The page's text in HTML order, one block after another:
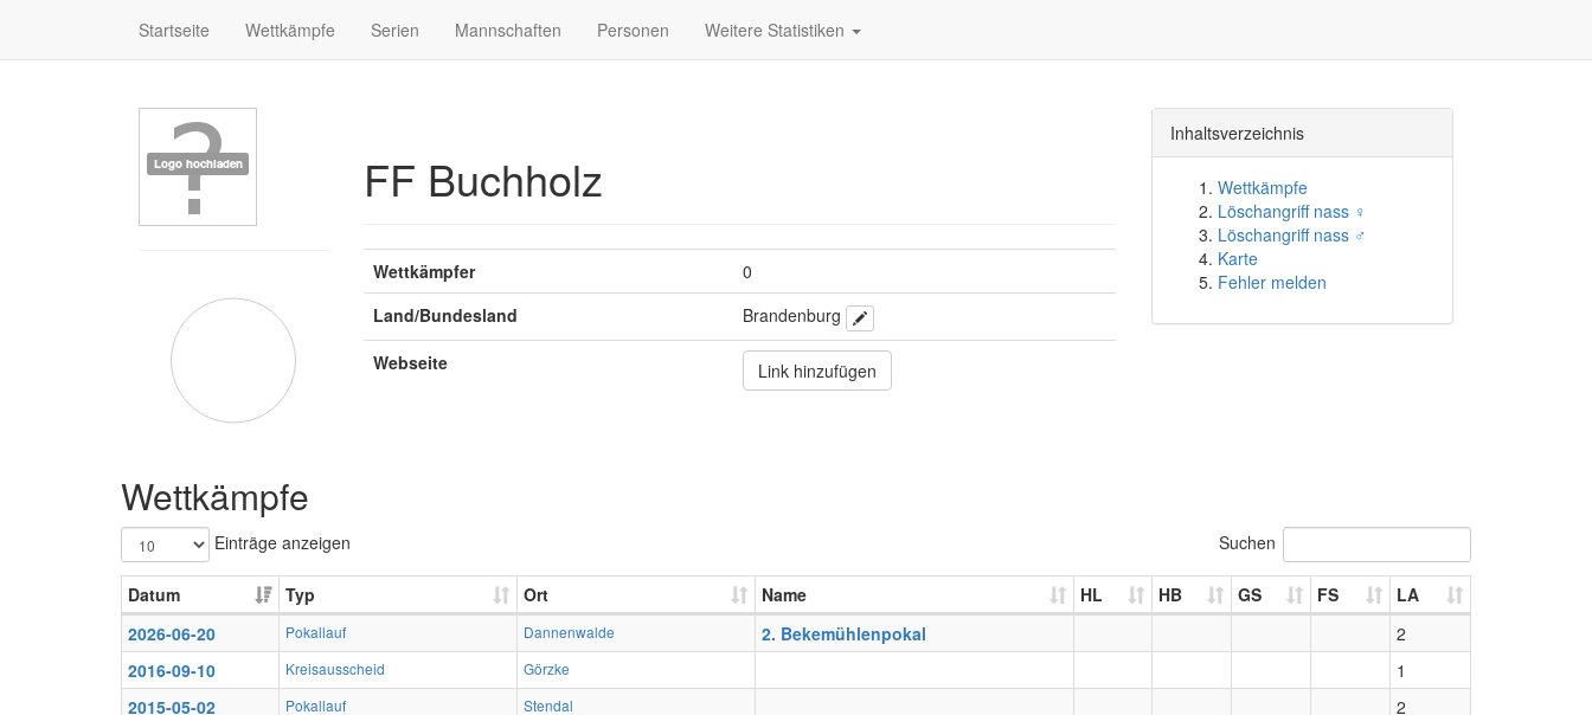
Startseite Wettkämpfe Serien Mannschaften Personen Weitere Statistiken
FF Buchholz
Wettkämpfer
0
Land/Bundesland
Brandenburg
Webseite
Link hinzufügen
Inhaltsverzeichnis
Wettkämpfe
Löschangriff nass ♀
Löschangriff nass ♂
Karte
Fehler melden
Wettkämpfe
Einträge anzeigen Suchen
Datum Typ Ort Name HL HB GS FS
LA
2026-06-20
Pokallauf Dannenwalde 2. Bekemühlenpokal
2
2016-09-10
Kreisausscheid Görzke
1
2015-05-02
Pokallauf Stendal
2